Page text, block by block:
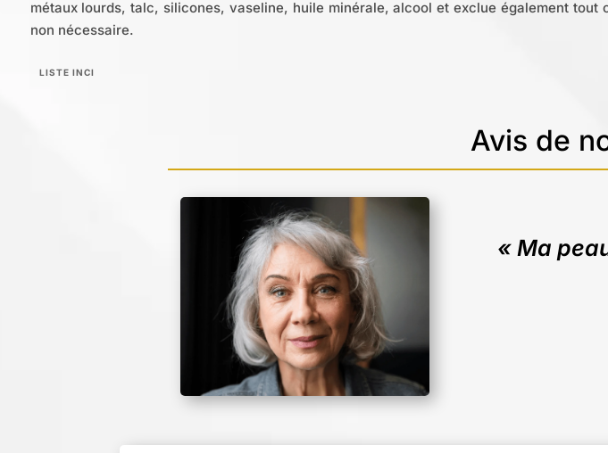
métaux lourds, talc, silicones, vaseline, huile minérale, alcool et exclue également tout
non nécessaire.
LISTE INCI
Avis de
« Ma